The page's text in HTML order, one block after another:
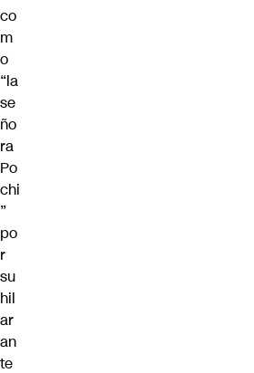
co
m
o
“la
se
ño
ra
Po
chi
”
po
r
su
hil
ar
an
te